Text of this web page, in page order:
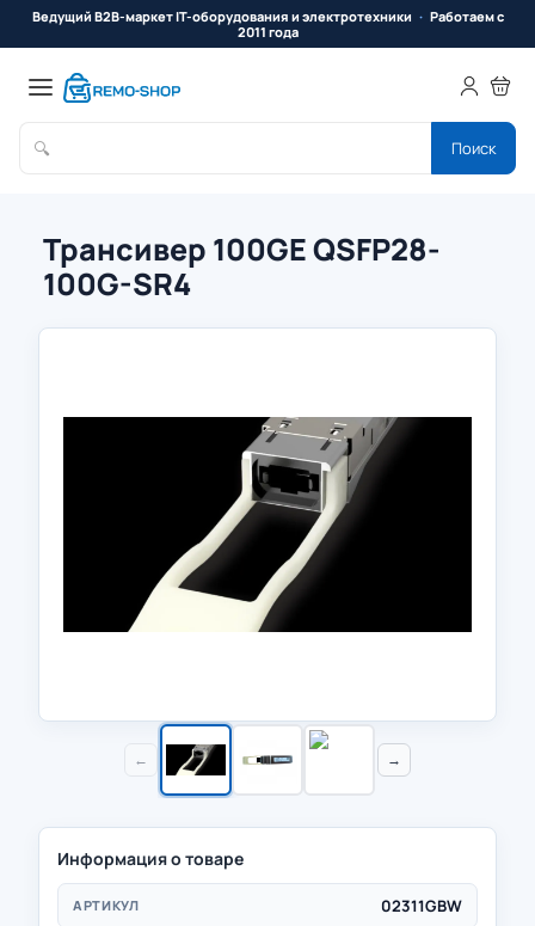
Ведущий B2B-маркет IT-оборудования и электротехники
Работаем с
2011 года
🔍 Поиск
Трансивер 100GE QSFP28-
100G-SR4
← →
Информация о товаре
АРТИКУЛ 02311GBW